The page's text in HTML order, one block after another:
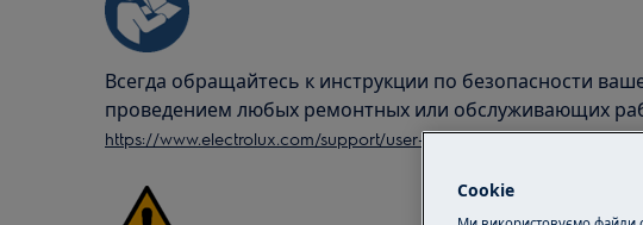
Всегда обращайтесь к инструкции по безопасности
проведением любых ремонтных или обслуживающих
https://www.electrolux.com/support/user-manuals/
Cookie